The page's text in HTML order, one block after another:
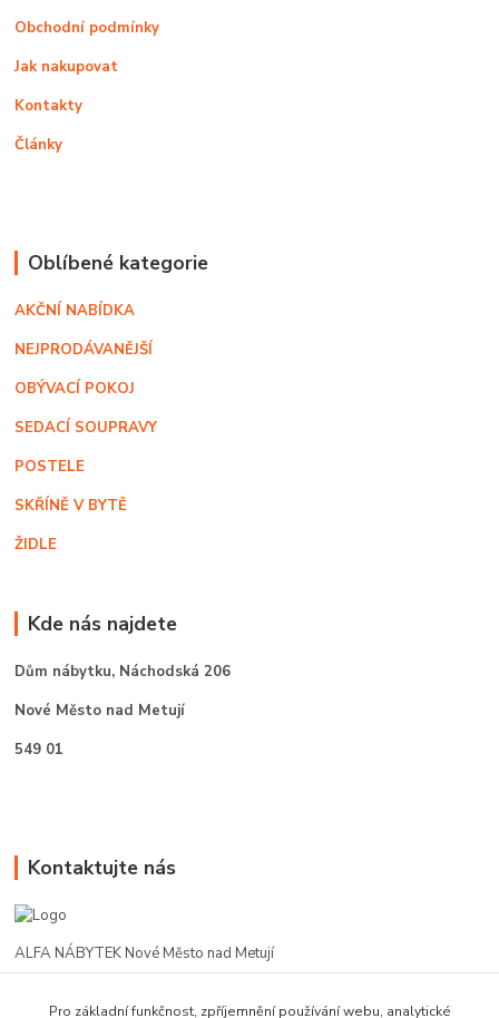
Obchodní podmínky
Jak nakupovat
Kontakty
Články
Oblíbené kategorie
AKČNÍ NABÍDKA
NEJPRODÁVANĚJŠÍ
OBÝVACÍ POKOJ
SEDACÍ SOUPRAVY
POSTELE
SKŘÍNĚ V BYTĚ
ŽIDLE
Kde nás najdete
Dům nábytku, Náchodská 206
Nové Město nad Metují
549 01
Kontaktujte nás
ALFA NÁBYTEK Nové Město nad Metují
602 412 331
Pro základní funkčnost, zpříjemnění používání webu, analytické